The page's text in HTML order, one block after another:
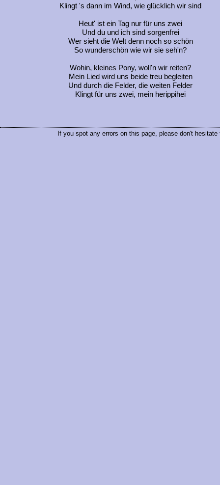
Klingt 's dann im Wind, wie glücklich wir sind
Heut' ist ein Tag nur für uns zwei
Und du und ich sind sorgenfrei
Wer sieht die Welt denn noch so schön
So wunderschön wie wir sie seh'n?
Wohin, kleines Pony, woll'n wir reiten?
Mein Lied wird uns beide treu begleiten
Und durch die Felder, die weiten Felder
Klingt für uns zwei, mein herippihei
If you spot any errors on this page, please don't